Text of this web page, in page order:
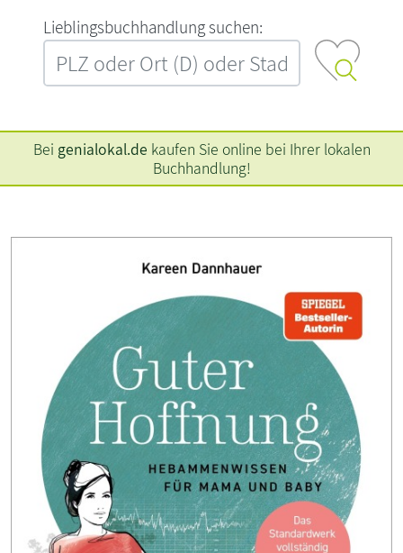
L‍i‍e‍b‍l‍i‍n‍g‍s‍b‍u‍c‍h‍h‍a‍n‍d‍l‍u‍n‍g‍ ‍s‍u‍c‍h‍e‍n‍:‍
Bei genialokal.de kaufen Sie online bei Ihrer lokalen
Buchhandlung!